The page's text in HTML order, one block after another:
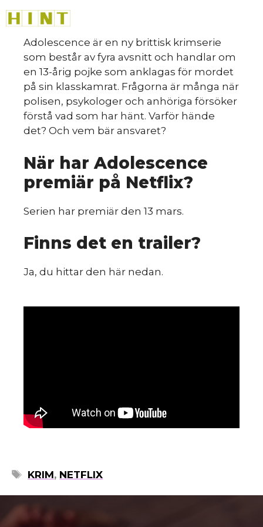
till
innehåll
Adolescence är en ny brittisk krimserie
som består av fyra avsnitt och handlar om
en 13-årig pojke som anklagas för mordet
på sin klasskamrat. Frågorna är många när
polisen, psykologer och anhöriga försöker
förstå vad som har hänt. Varför hände
det? Och vem bär ansvaret?
När har Adolescence
premiär på Netflix?
Serien har premiär den 13 mars.
Finns det en trailer?
Ja, du hittar den här nedan.
ETIKETTER
KRIM, NETFLIX